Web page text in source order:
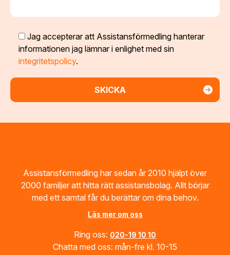
Jag accepterar att Assistansförmedling hanterar
informationen jag lämnar i enlighet med sin
integritetspolicy.
Assistansförmedling har sedan år 2010 hjälpt över
2000 familjer att hitta rätt assistansbolag. Allt börjar
med ett samtal får du berättar om dina behov.
Läs mer om oss
Ring oss: 020-19 10 10
Chatta med oss: mån-fre kl. 10-15